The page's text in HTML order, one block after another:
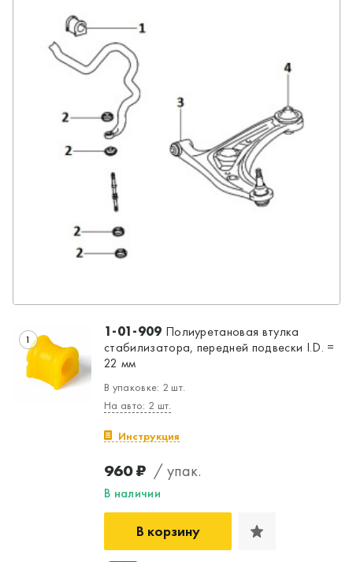
1 1-01-909 Полиуретановая втулка
стабилизатора, передней подвески I.D. =
22 мм
В упаковке: 2 шт.
На авто: 2 шт.
Инструкция
960 ₽ / упак.
В наличии
В корзину